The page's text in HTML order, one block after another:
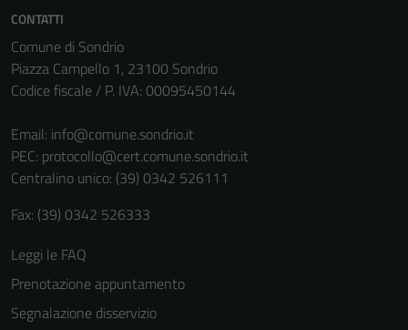
CONTATTI
Comune di Sondrio
Piazza Campello 1, 23100 Sondrio
Codice fiscale / P. IVA: 00095450144
Email: info@comune.sondrio.it
PEC: protocollo@cert.comune.sondrio.it
Centralino unico: (39) 0342 526111
Fax: (39) 0342 526333
Leggi le FAQ
Prenotazione appuntamento
Segnalazione disservizio